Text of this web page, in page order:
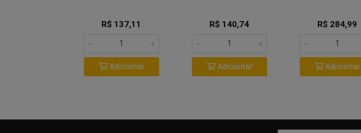
R$ 137,11
Adicionar
R$ 140,74
Adicionar
R$ 284,99
Adicionar